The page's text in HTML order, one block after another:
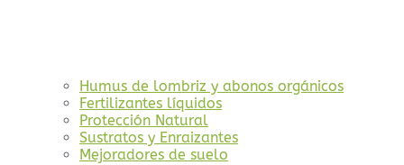
Humus de lombriz y abonos orgánicos
Fertilizantes líquidos
Protección Natural
Sustratos y Enraizantes
Mejoradores de suelo